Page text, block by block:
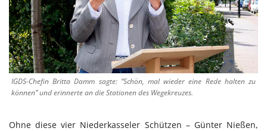
IGDS-Chefin Britta Damm sagte: “Schön, mal wieder eine Rede halten zu
können” und erinnerte an die Stationen des Wegekreuzes.
Ohne diese vier Niederkasseler Schützen – Günter Nießen,